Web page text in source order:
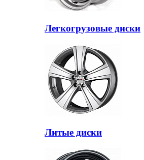
Легкогрузовые диски
Литые диски